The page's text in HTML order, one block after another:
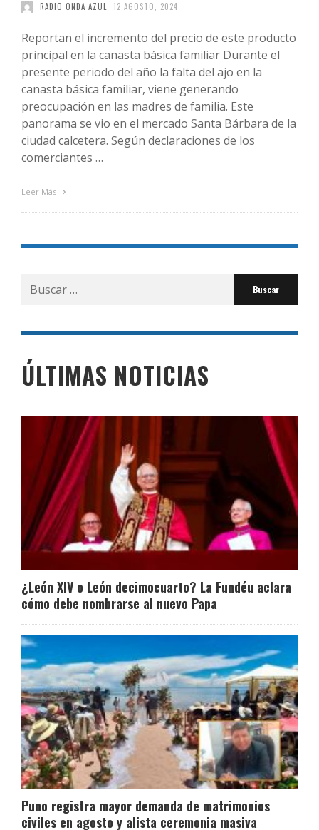
RADIO ONDA AZUL 12 AGOSTO, 2024
Reportan el incremento del precio de este producto
principal en la canasta básica familiar Durante el
presente periodo del año la falta del ajo en la
canasta básica familiar, viene generando
preocupación en las madres de familia. Este
panorama se vio en el mercado Santa Bárbara de la
ciudad calcetera. Según declaraciones de los
comerciantes …
Leer Más
Buscar
por:
ÚLTIMAS NOTICIAS
¿León XIV o León decimocuarto? La Fundéu aclara
cómo debe nombrarse al nuevo Papa
Puno registra mayor demanda de matrimonios
civiles en agosto y alista ceremonia masiva